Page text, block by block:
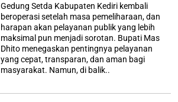
Gedung Setda Kabupaten Kediri kembali
beroperasi setelah masa pemeliharaan, dan
harapan akan pelayanan publik yang lebih
maksimal pun menjadi sorotan. Bupati Mas
Dhito menegaskan pentingnya pelayanan
yang cepat, transparan, dan aman bagi
masyarakat. Namun, di balik..